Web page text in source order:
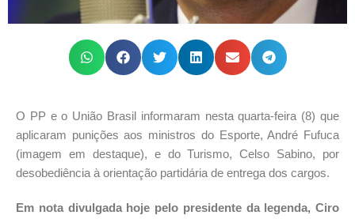
O PP e o União Brasil informaram nesta quarta-feira (8) que
aplicaram punições aos ministros do Esporte, André Fufuca
(imagem em destaque), e do Turismo, Celso Sabino, por
desobediência à orientação partidária de entrega dos cargos.
Em nota divulgada hoje pelo presidente da legenda, Ciro